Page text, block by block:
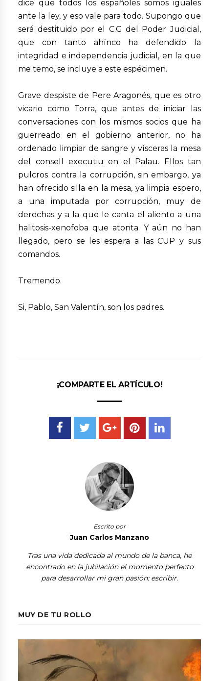
dice que todos los españoles somos iguales
ante la ley, y eso vale para todo. Supongo que
será destituido por el C.G del Poder Judicial,
que con tanto ahínco ha defendido la
integridad e independencia judicial, en la que
me temo, se incluye a este espécimen.
Grave despiste de Pere Aragonés, que es otro
vicario como Torra, que antes de iniciar las
conversaciones con los mismos socios que ha
guerreado en el gobierno anterior, no ha
ordenado limpiar de sangre y vísceras la mesa
del consell executiu en el Palau. Ellos tan
pulcros contra la corrupción, sin embargo, ya
han ofrecido silla en la mesa, ya limpia espero,
a una imputada por corrupción, muy de
derechas y a la que le canta el aliento a una
halitosis-xenofoba que atonta. Y aún no han
llegado, pero se les espera a las CUP y sus
comandos.
Tremendo.
Si, Pablo, San Valentín, son los padres.
¡COMPARTE EL ARTÍCULO!
Escrito por
Juan Carlos Manzano
Tras una vida dedicada al mundo de la banca, he
encontrado en la jubilación el momento perfecto
para desarrollar mi gran pasión: escribir.
MUY DE TU ROLLO